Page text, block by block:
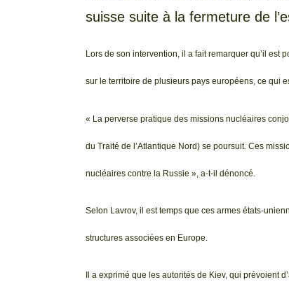
suisse suite à la fermeture de
Lors de son intervention, il a fait remarquer qu’il
sur le territoire de plusieurs pays européens, ce qui
« La perverse pratique des missions nucléaires
du Traité de l’Atlantique Nord) se poursuit. Ces
nucléaires contre la Russie », a-t-il dénoncé.
Selon Lavrov, il est temps que ces armes états-
structures associées en Europe.
Il a exprimé que les autorités de Kiev, qui prévoient